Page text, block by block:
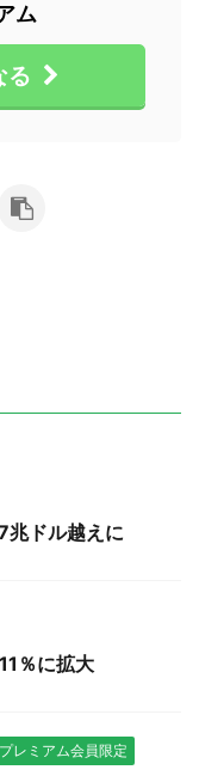
ム
る
兆ドル越えに
％に拡大
レミアム会員限定